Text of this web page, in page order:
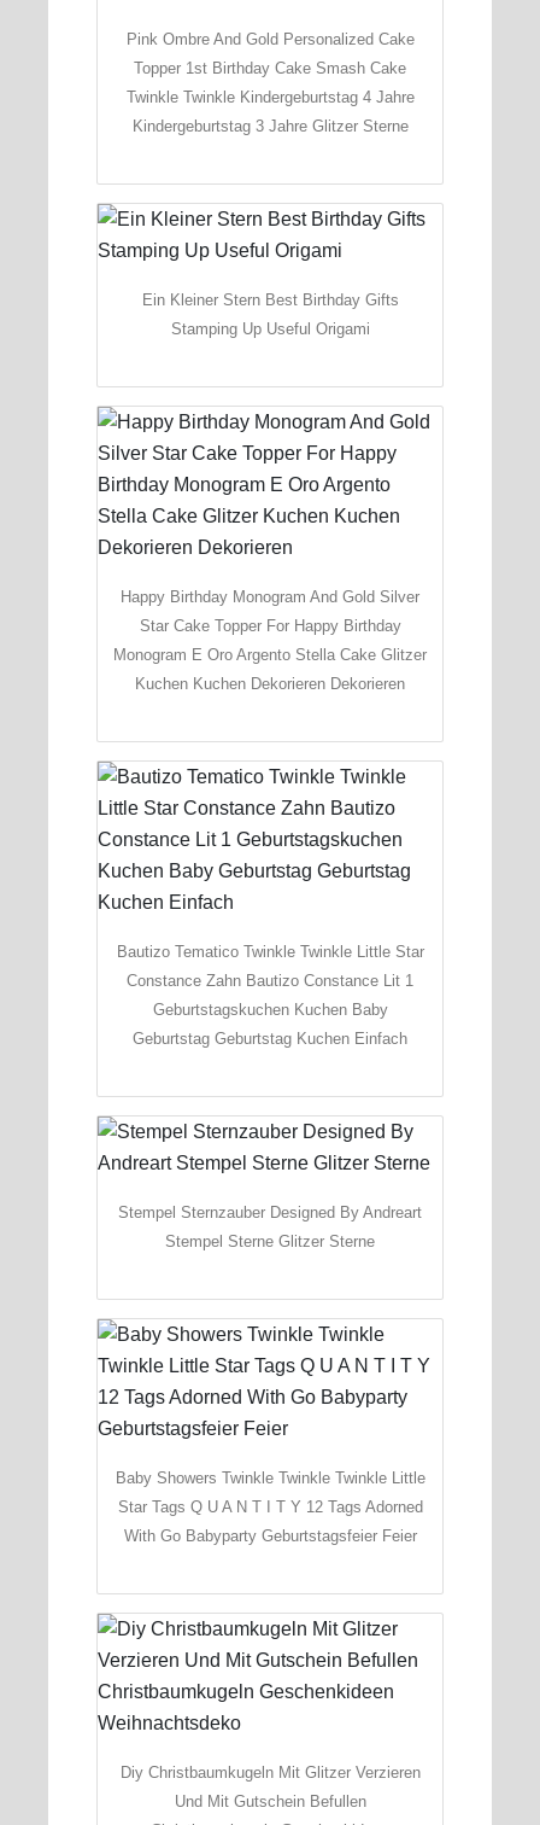
Pink Ombre And Gold Personalized Cake
Topper 1st Birthday Cake Smash Cake
Twinkle Twinkle Kindergeburtstag 4 Jahre
Kindergeburtstag 3 Jahre Glitzer Sterne
Ein Kleiner Stern Best Birthday Gifts
Stamping Up Useful Origami
Happy Birthday Monogram And Gold Silver
Star Cake Topper For Happy Birthday
Monogram E Oro Argento Stella Cake Glitzer
Kuchen Kuchen Dekorieren Dekorieren
Bautizo Tematico Twinkle Twinkle Little Star
Constance Zahn Bautizo Constance Lit 1
Geburtstagskuchen Kuchen Baby
Geburtstag Geburtstag Kuchen Einfach
Stempel Sternzauber Designed By Andreart
Stempel Sterne Glitzer Sterne
Baby Showers Twinkle Twinkle Twinkle Little
Star Tags Q U A N T I T Y 12 Tags Adorned
With Go Babyparty Geburtstagsfeier Feier
Diy Christbaumkugeln Mit Glitzer Verzieren
Und Mit Gutschein Befullen